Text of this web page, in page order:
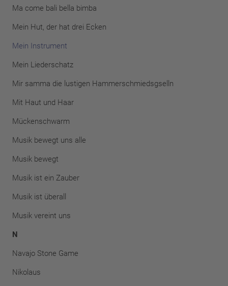
Ma come bali bella bimba
Mein Hut, der hat drei Ecken
Mein Instrument
Mein Liederschatz
Mir samma die lustigen Hammerschmiedsgselln
Mit Haut und Haar
Mückenschwarm
Musik bewegt uns alle
Musik bewegt
Musik ist ein Zauber
Musik ist überall
Musik vereint uns
N
Navajo Stone Game
Nikolaus